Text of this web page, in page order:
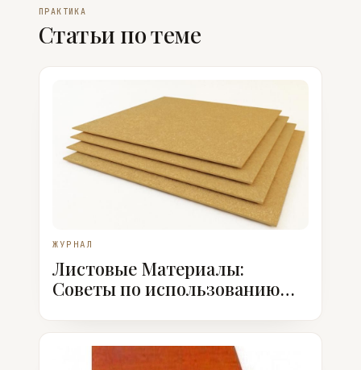
ПРАКТИКА
Статьи по теме
ЖУРНАЛ
Листовые Материалы:
Советы по использованию